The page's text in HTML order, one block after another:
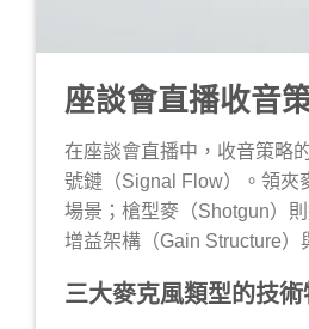
座談會直播收音
在座談會直播中，收音策略
號鏈（Signal Flow）。領夾
場景；槍型麥（Shotgun）
增益架構（Gain Structure
三大麥克風類型的技